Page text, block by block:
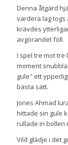
Denna åtgärd
vardera lag togs
krävdes
avgörandet föll.
I spel tre mot tre
moment
gule" ett
bästa sätt.
Jones Ahmad
hittade sin gule
rullade in bollen
Vild glädje i det